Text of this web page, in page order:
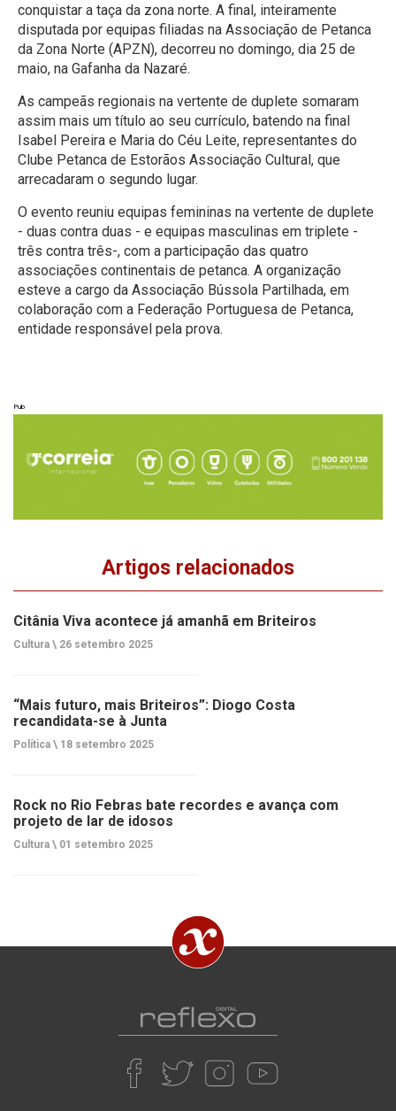
conquistar a taça da zona norte. A final, inteiramente
disputada por equipas filiadas na Associação de Petanca
da Zona Norte (APZN), decorreu no domingo, dia 25 de
maio, na Gafanha da Nazaré.
As campeãs regionais na vertente de duplete somaram
assim mais um título ao seu currículo, batendo na final
Isabel Pereira e Maria do Céu Leite, representantes do
Clube Petanca de Estorãos Associação Cultural, que
arrecadaram o segundo lugar.
O evento reuniu equipas femininas na vertente de duplete
- duas contra duas - e equipas masculinas em triplete -
três contra três-, com a participação das quatro
associações continentais de petanca. A organização
esteve a cargo da Associação Bússola Partilhada, em
colaboração com a Federação Portuguesa de Petanca,
entidade responsável pela prova.
Pub
Artigos relacionados
Citânia Viva acontece já amanhã em Briteiros
Cultura \ 26 setembro 2025
“Mais futuro, mais Briteiros”: Diogo Costa
recandidata-se à Junta
Política \ 18 setembro 2025
Rock no Rio Febras bate recordes e avança com
projeto de lar de idosos
Cultura \ 01 setembro 2025